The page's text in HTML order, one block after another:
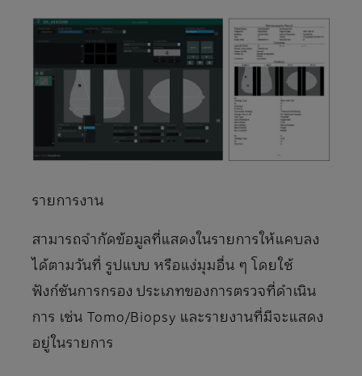
รายการงาน
สามารถจํากัดข้อมูลที่แสดงในรายการให้แคบลง
ได้ตามวันที่ รูปแบบ หรือแง่มุมอื่น ๆ โดยใช้
ฟังก์ชันการกรอง ประเภทของการตรวจที่ดําเนิน
การ เช่น Tomo/Biopsy และรายงานที่มีจะแสดง
อยู่ในรายการ